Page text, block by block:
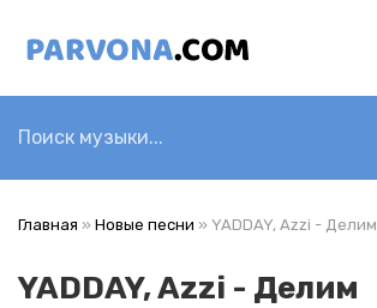
Главная » Новые песни » YADDAY, Azzi - Делим
YADDAY, Azzi - Делим